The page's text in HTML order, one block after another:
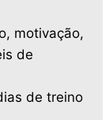
motivação,
de
de treino